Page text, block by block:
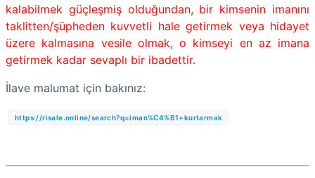
kalabilmek güçleşmiş olduğundan, bir kimsenin imanını
taklitten/şüpheden kuvvetli hale getirmek veya hidayet
üzere kalmasına vesile olmak, o kimseyi en az imana
getirmek kadar sevaplı bir ibadettir.
İlave malumat için bakınız:
https://risale.online/search?q=iman%C4%B1+kurtarmak